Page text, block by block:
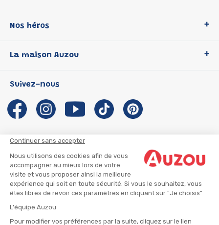
Continuer sans accepter
Nous utilisons des cookies afin de vous
accompagner au mieux lors de votre
visite et vous proposer ainsi la meilleure
expérience qui soit en toute sécurité. Si vous le souhaitez, vous
êtes libres de revoir ces paramètres en cliquant sur "Je choisis"
L'équipe Auzou
Pour modifier vos préférences par la suite, cliquez sur le lien
Nos héros
P'tit Loup
Les Influenceuses
Migali
Petite Taupe
La maison Auzou
Notre histoire
Auzou s'engage
Auteurs et illustrateurs Auzou
Suivre mon colis
Infos consommateur
Suivez-nous
CGU
CGV
Mentions légales